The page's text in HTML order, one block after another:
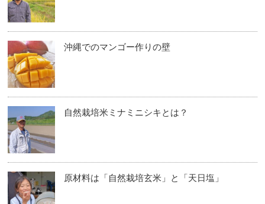
沖縄でのマンゴー作りの壁
自然栽培米ミナミニシキとは？
原材料は「自然栽培玄米」と「天日塩」